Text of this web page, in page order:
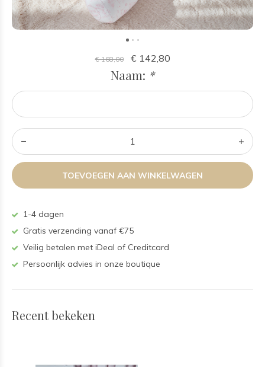
€ 168,00 € 142,80
Naam: *
TOEVOEGEN AAN WINKELWAGEN
1-4 dagen
Gratis verzending vanaf €75
Veilig betalen met iDeal of Creditcard
Persoonlijk advies in onze boutique
Recent bekeken